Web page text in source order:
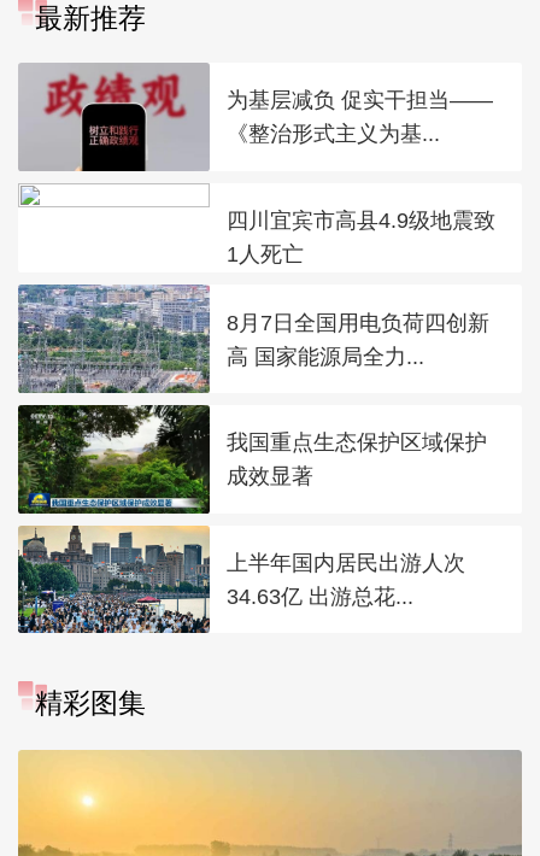
最新推荐
为基层减负 促实干担当——
《整治形式主义为基...
四川宜宾市高县4.9级地震致
1人死亡
8月7日全国用电负荷四创新
高 国家能源局全力...
我国重点生态保护区域保护
成效显著
上半年国内居民出游人次
34.63亿 出游总花...
精彩图集